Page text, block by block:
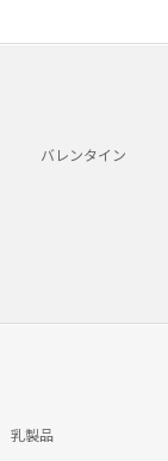
バレンタイン
乳製品